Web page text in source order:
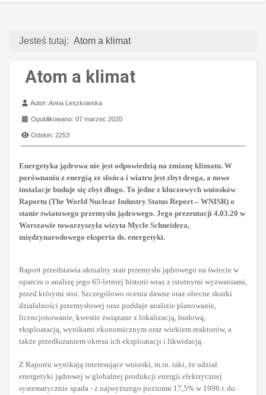
Jesteś tutaj: Atom a klimat
Atom a klimat
Szczegóły
Autor:Anna Leszkowska
Opublikowano: 07 marzec 2020
Odsłon: 2253
Energetyka jądrowa nie jest odpowiedzią na zmianę klimatu. W
porównaniu z energią ze słońca i wiatru jest zbyt droga, a nowe
instalacje buduje się zbyt długo. To jedne z kluczowych wniosków
Raportu (The World Nuclear Industry Status Report – WNISR) o
stanie światowego przemysłu jądrowego. Jego prezentacji 4.03.20 w
Warszawie towarzyszyła wizyta Mycle Schneidera,
międzynarodowego eksperta ds. energetyki.
Raport przedstawia aktualny stan przemysłu jądrowego na świecie w
oparciu o analizę jego 65-letniej historii wraz z istotnymi wyzwaniami,
przed którymi stoi. Szczegółowo ocenia dawne oraz obecne skutki
działalności przemysłowej oraz poddaje analizie planowanie,
licencjonowanie, kwestie związane z lokalizacją, budową,
eksploatacją, wynikami ekonomicznym oraz wiekiem reaktorów, a
także przedłużaniem okresu ich eksploatacji i likwidacją.
Z Raportu wynikają interesujące wnioski, m.in. taki, że udział
energetyki jądrowej w globalnej produkcji energii elektrycznej
systematycznie spada - z najwyższego poziomu 17,5% w 1996 r. do